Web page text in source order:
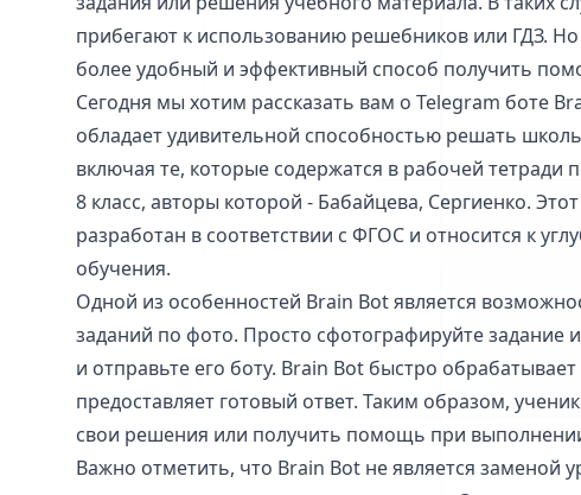
прибегают к использованию решебников или ГДЗ. Но
более удобный и эффективный способ получить
Сегодня мы хотим рассказать вам о Telegram боте
обладает удивительной способностью решать
включая те, которые содержатся в рабочей тетради
8 класс, авторы которой - Бабайцева, Сергиенко.
разработан в соответствии с ФГОС и относится к
обучения.
Одной из особенностей Brain Bot является
заданий по фото. Просто сфотографируйте задание
и отправьте его боту. Brain Bot быстро
предоставляет готовый ответ. Таким образом,
свои решения или получить помощь при
Важно отметить, что Brain Bot не является заменой